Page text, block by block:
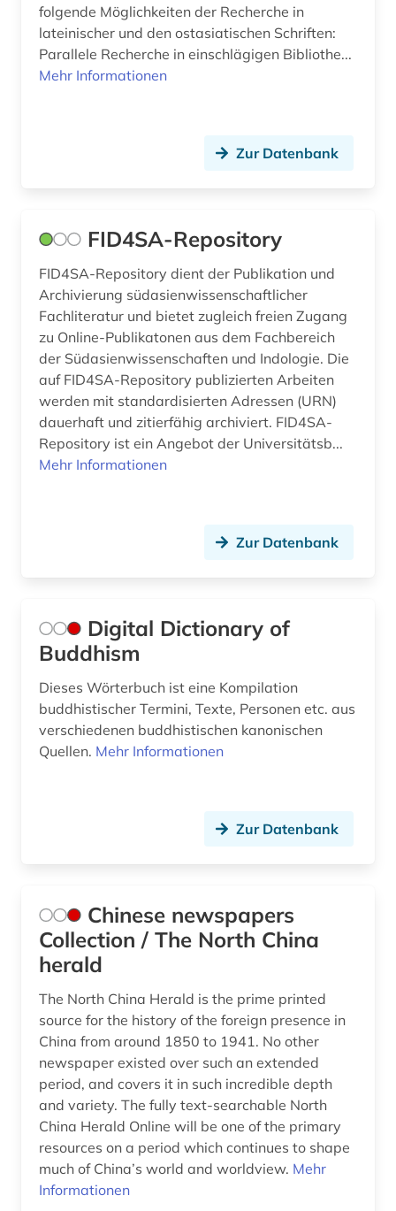
folgende Möglichkeiten der Recherche in
lateinischer und den ostasiatischen Schriften:
Parallele Recherche in einschlägigen Bibliothe...
Mehr Informationen
Zur Datenbank
FID4SA-Repository
FID4SA-Repository dient der Publikation und
Archivierung südasienwissenschaftlicher
Fachliteratur und bietet zugleich freien Zugang
zu Online-Publikatonen aus dem Fachbereich
der Südasienwissenschaften und Indologie. Die
auf FID4SA-Repository publizierten Arbeiten
werden mit standardisierten Adressen (URN)
dauerhaft und zitierfähig archiviert. FID4SA-
Repository ist ein Angebot der Universitätsb...
Mehr Informationen
Zur Datenbank
Digital Dictionary of
Buddhism
Dieses Wörterbuch ist eine Kompilation
buddhistischer Termini, Texte, Personen etc. aus
verschiedenen buddhistischen kanonischen
Quellen. Mehr Informationen
Zur Datenbank
Chinese newspapers
Collection / The North China
herald
The North China Herald is the prime printed
source for the history of the foreign presence in
China from around 1850 to 1941. No other
newspaper existed over such an extended
period, and covers it in such incredible depth
and variety. The fully text-searchable North
China Herald Online will be one of the primary
resources on a period which continues to shape
much of China’s world and worldview. Mehr
Informationen